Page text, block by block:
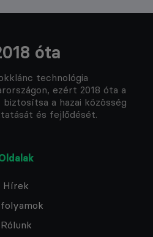
óta
technológia
ezért 2018 óta a
a hazai közösség
és fejlődését.
Hírek
Rólunk